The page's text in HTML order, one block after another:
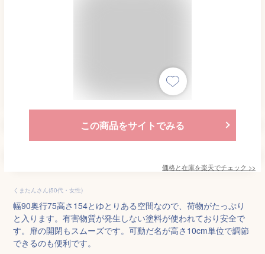
この商品をサイトでみる
価格と在庫を楽天でチェック >>
くまたんさん(50代・女性)
幅90奥行75高さ154とゆとりある空間なので、荷物がたっぷり
と入ります。有害物質が発生しない塗料が使われており安全で
す。扉の開閉もスムーズです。可動だ名が高さ10cm単位で調節
できるのも便利です。